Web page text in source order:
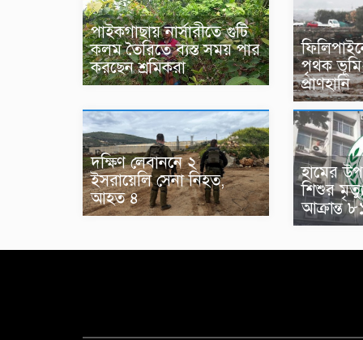
পাইকগাছায় নার্সারীতে গুটি
কলম তৈরিতে ব্যস্ত সময় পার
করছেন শ্রমিকরা
পৃথক
প্রাণহানি
দক্ষিণ লেবাননে ২
ইসরায়েলি সেনা নিহত,
আহত ৪
হামের
শিশুর
আক্রান্ত